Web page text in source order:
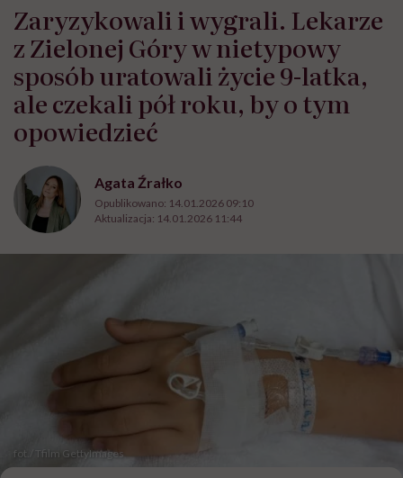
Zaryzykowali i wygrali. Lekarze
z Zielonej Góry w nietypowy
sposób uratowali życie 9-latka,
ale czekali pół roku, by o tym
opowiedzieć
Agata Źrałko
Opublikowano: 14.01.2026 09:10
Aktualizacja: 14.01.2026 11:44
fot./ Tfilm GettyImages